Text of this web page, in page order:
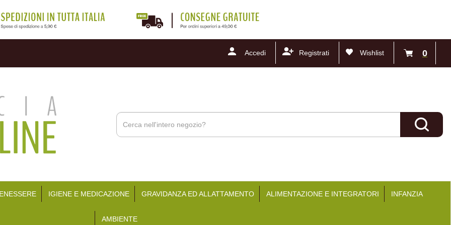
Accedi Registrati Wishlist 0
articoli
inseriti
Cerca
Prodotto
Cerca
IGIENE E MEDICAZIONE GRAVIDANZA ED ALLATTAMENTO ALIMENTAZIONE E INTEGRATORI INFANZIA
AMBIENTE